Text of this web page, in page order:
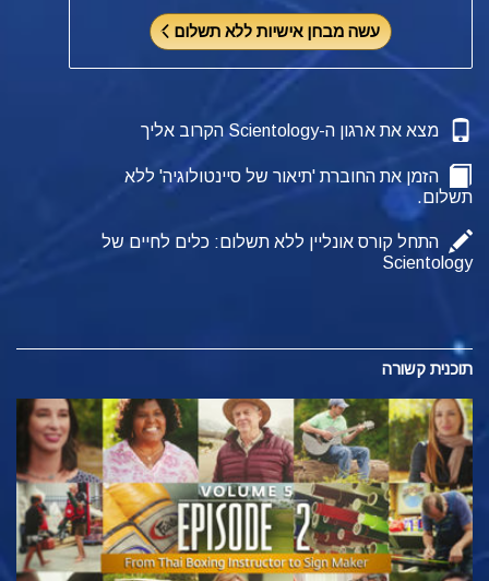
עשה מבחן אישיות ללא תשלום
מצא את ארגון ה-Scientology הקרוב אליך
הזמן את החוברת 'תיאור של סיינטולוגיה' ללא
תשלום.
התחל קורס אונליין ללא תשלום: כלים לחיים של
Scientology
תוכנית קשורה